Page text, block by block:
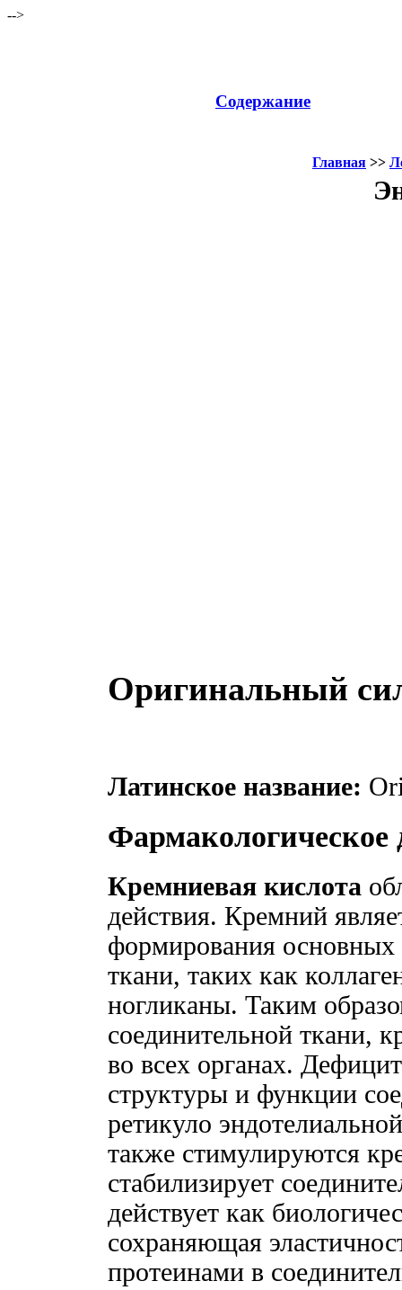
-->
Содержание
Главная >>
Оригинальный
Латинское название:
Фармакологическое
Кремниевая кислота
действия. Кремний
формирования основных
ткани, таких как
ногликаны. Таким
соединительной ткани,
во всех органах.
структуры и функции
ретикуло
также стимулируются
стабилизирует
действует как
сохраняющая
протеинами в